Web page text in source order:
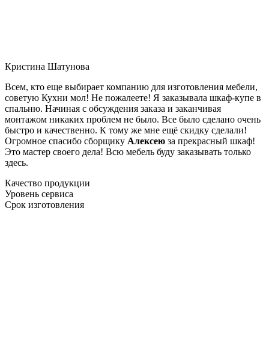
Кристина Шатунова
Всем, кто еще выбирает компанию для изготовления мебели,
советую Кухни мол! Не пожалеете! Я заказывала шкаф-купе в
спальню. Начиная с обсуждения заказа и заканчивая
монтажом никаких проблем не было. Все было сделано очень
быстро и качественно. К тому же мне ещё скидку сделали!
Огромное спасибо сборщику Алексею за прекрасный шкаф!
Это мастер своего дела! Всю мебель буду заказывать только
здесь.
Качество продукции
Уровень сервиса
Срок изготовления